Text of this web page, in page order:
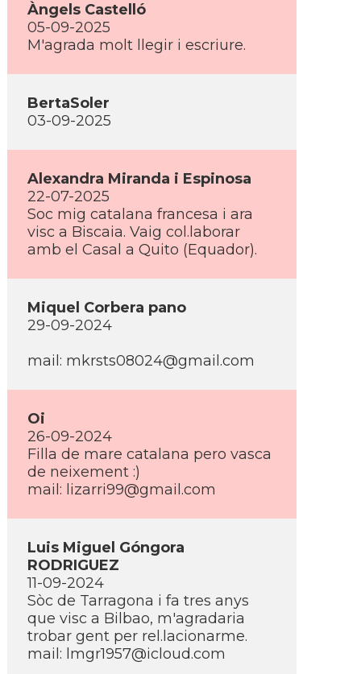
Àngels Castelló
05-09-2025
M'agrada molt llegir i escriure.
BertaSoler
03-09-2025
Alexandra Miranda i Espinosa
22-07-2025
Soc mig catalana francesa i ara
visc a Biscaia. Vaig col.laborar
amb el Casal a Quito (Equador).
Miquel Corbera pano
29-09-2024
mail: mkrsts08024@gmail.com
Oi
26-09-2024
Filla de mare catalana pero vasca
de neixement :)
mail: lizarri99@gmail.com
Luis Miguel Góngora
RODRIGUEZ
11-09-2024
Sòc de Tarragona i fa tres anys
que visc a Bilbao, m'agradaria
trobar gent per rel.lacionarme.
mail: lmgr1957@icloud.com